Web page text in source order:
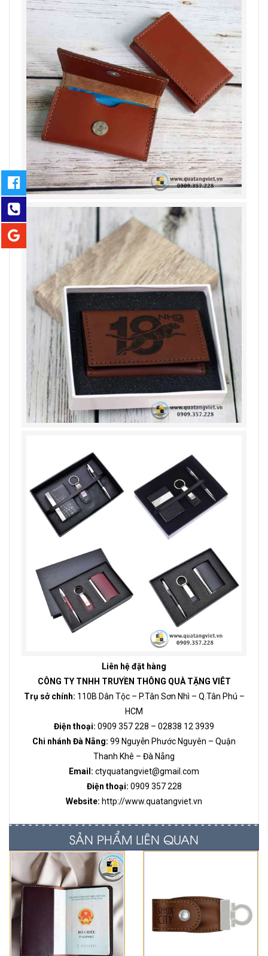
Liên hệ đặt hàng
CÔNG TY TNHH TRUYỀN THÔNG QUÀ TẶNG VIÊT
Trụ sở chính: 110B Dân Tộc – P.Tân Sơn Nhì – Q.Tân Phú –
HCM
Điện thoại: 0909 357 228 – 02838 12 3939
Chi nhánh Đà Nẵng: 99 Nguyễn Phước Nguyên – Quận
Thanh Khê – Đà Nẵng
Email: ctyquatangviet@gmail.com
Điện thoại: 0909 357 228
Website: http://www.quatangviet.vn
SẢN PHẨM LIÊN QUAN